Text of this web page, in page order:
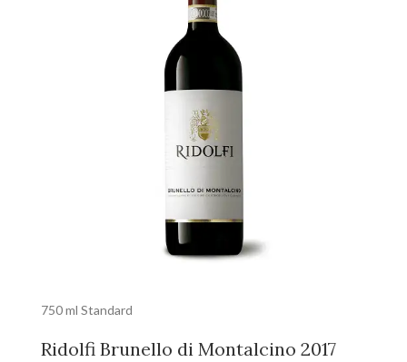
750 ml Standard
Ridolfi Brunello di Montalcino 2017